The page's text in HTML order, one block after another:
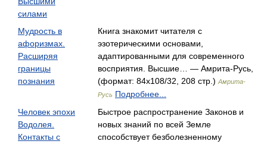
силами
Мудрость в
афоризмах.
Расширяя
границы
познания
Книга знакомит читателя с
эзотерическими основами,
адаптированными для современного
восприятия. Высшие… — Амрита-Русь,
(формат: 84x108/32, 208 стр.) Амрита-
Русь Подробнее...
Человек эпохи
Водолея.
Контакты с
Быстрое распространение Законов и
новых знаний по всей Земле
способствует безболезненному